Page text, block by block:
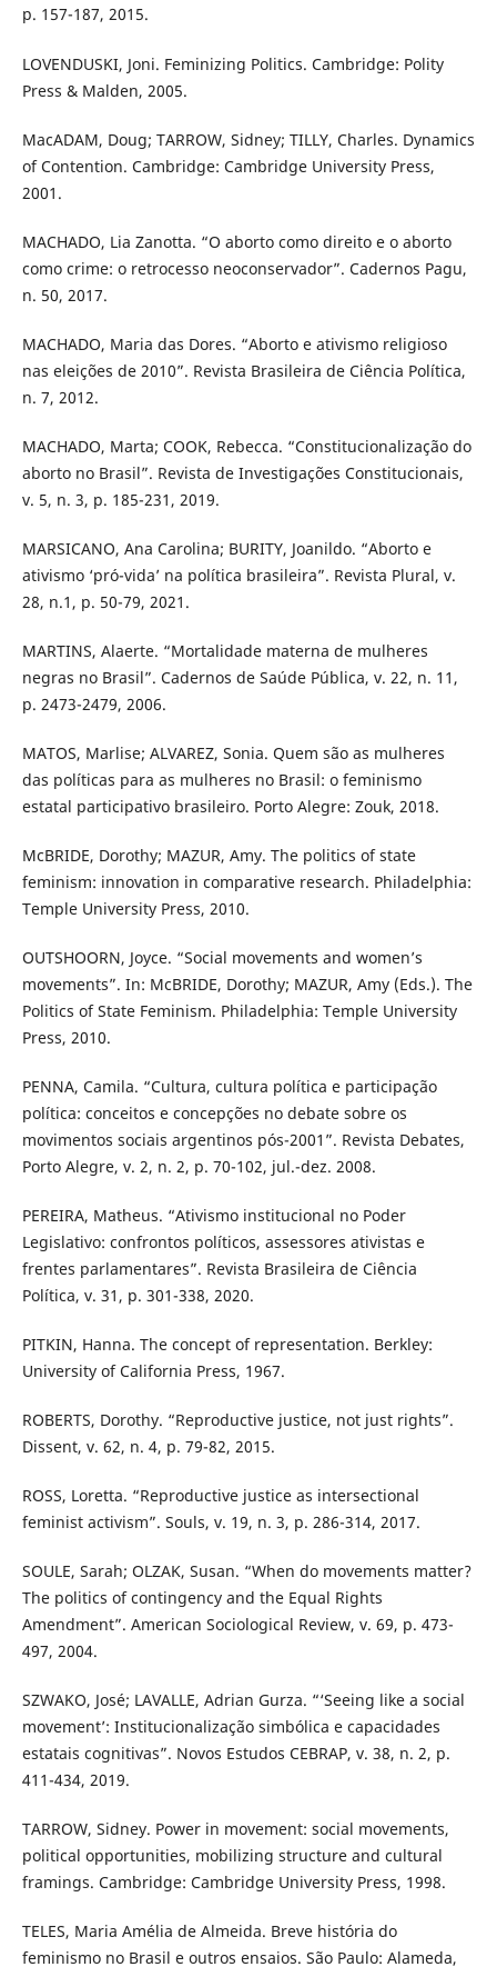
p. 157-187, 2015.
LOVENDUSKI, Joni. Feminizing Politics. Cambridge: Polity
Press & Malden, 2005.
MacADAM, Doug; TARROW, Sidney; TILLY, Charles. Dynamics
of Contention. Cambridge: Cambridge University Press,
2001.
MACHADO, Lia Zanotta. “O aborto como direito e o aborto
como crime: o retrocesso neoconservador”. Cadernos Pagu,
n. 50, 2017.
MACHADO, Maria das Dores. “Aborto e ativismo religioso
nas eleições de 2010”. Revista Brasileira de Ciência Política,
n. 7, 2012.
MACHADO, Marta; COOK, Rebecca. “Constitucionalização do
aborto no Brasil”. Revista de Investigações Constitucionais,
v. 5, n. 3, p. 185-231, 2019.
MARSICANO, Ana Carolina; BURITY, Joanildo. “Aborto e
ativismo ‘pró-vida’ na política brasileira”. Revista Plural, v.
28, n.1, p. 50-79, 2021.
MARTINS, Alaerte. “Mortalidade materna de mulheres
negras no Brasil”. Cadernos de Saúde Pública, v. 22, n. 11,
p. 2473-2479, 2006.
MATOS, Marlise; ALVAREZ, Sonia. Quem são as mulheres
das políticas para as mulheres no Brasil: o feminismo
estatal participativo brasileiro. Porto Alegre: Zouk, 2018.
McBRIDE, Dorothy; MAZUR, Amy. The politics of state
feminism: innovation in comparative research. Philadelphia:
Temple University Press, 2010.
OUTSHOORN, Joyce. “Social movements and women’s
movements”. In: McBRIDE, Dorothy; MAZUR, Amy (Eds.). The
Politics of State Feminism. Philadelphia: Temple University
Press, 2010.
PENNA, Camila. “Cultura, cultura política e participação
política: conceitos e concepções no debate sobre os
movimentos sociais argentinos pós-2001”. Revista Debates,
Porto Alegre, v. 2, n. 2, p. 70-102, jul.-dez. 2008.
PEREIRA, Matheus. “Ativismo institucional no Poder
Legislativo: confrontos políticos, assessores ativistas e
frentes parlamentares”. Revista Brasileira de Ciência
Política, v. 31, p. 301-338, 2020.
PITKIN, Hanna. The concept of representation. Berkley:
University of California Press, 1967.
ROBERTS, Dorothy. “Reproductive justice, not just rights”.
Dissent, v. 62, n. 4, p. 79-82, 2015.
ROSS, Loretta. “Reproductive justice as intersectional
feminist activism”. Souls, v. 19, n. 3, p. 286-314, 2017.
SOULE, Sarah; OLZAK, Susan. “When do movements matter?
The politics of contingency and the Equal Rights
Amendment”. American Sociological Review, v. 69, p. 473-
497, 2004.
SZWAKO, José; LAVALLE, Adrian Gurza. “‘Seeing like a social
movement’: Institucionalização simbólica e capacidades
estatais cognitivas”. Novos Estudos CEBRAP, v. 38, n. 2, p.
411-434, 2019.
TARROW, Sidney. Power in movement: social movements,
political opportunities, mobilizing structure and cultural
framings. Cambridge: Cambridge University Press, 1998.
TELES, Maria Amélia de Almeida. Breve história do
feminismo no Brasil e outros ensaios. São Paulo: Alameda,